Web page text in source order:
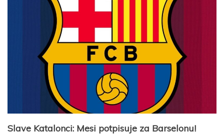
Slave Katalonci: Mesi potpisuje za Barselonu!